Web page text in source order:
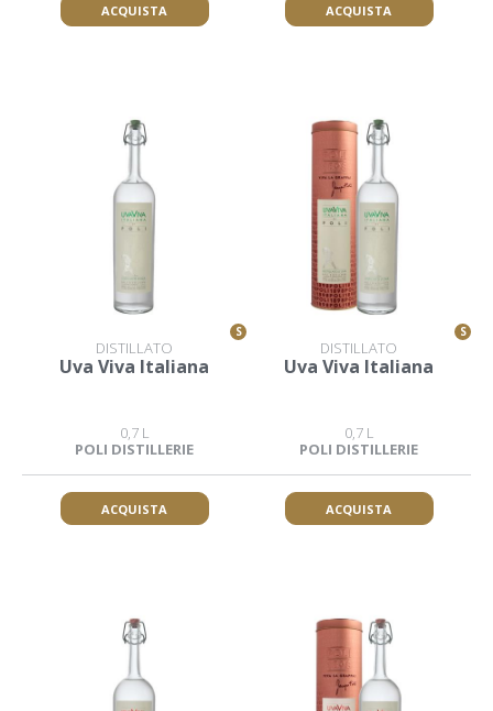
ACQUISTA ACQUISTA
S
DISTILLATO
Uva Viva Italiana
0,7 L
POLI DISTILLERIE
ACQUISTA
S
DISTILLATO
Uva Viva Italiana
0,7 L
POLI DISTILLERIE
ACQUISTA